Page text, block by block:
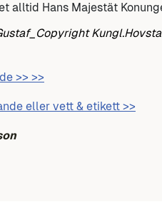
alltid Hans Majestät
>> >>
eller vett & etikett >>